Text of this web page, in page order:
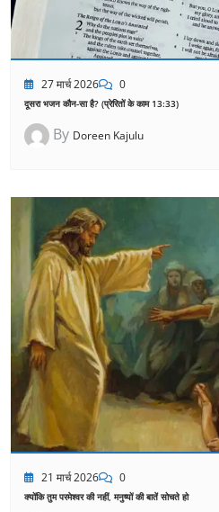
27 मार्च 2026 0
दूसरा भजन कौन-सा है? (प्रेरितों के काम 13:33)
By Doreen Kajulu
21 मार्च 2026 0
क्योंकि तुम परमेश्वर की नहीं, मनुष्यों की बातें सोचते हो